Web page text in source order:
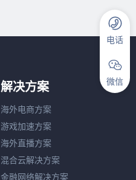
解决方案
海外电商方案
游戏加速方案
海外直播方案
混合云解决方案
金融网络解决方案
电话
微信